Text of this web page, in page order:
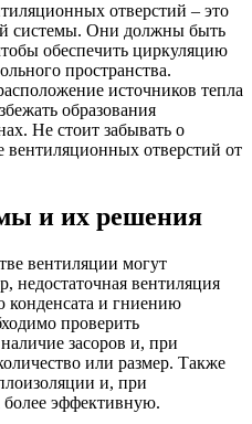
отверстий – это
системы. Они должны быть
обеспечить циркуляцию
пространства.
источников тепла
образования
Не стоит забывать о
вентиляционных отверстий от
и их решения
вентиляции могут
недостаточная вентиляция
конденсата и гниению
проверить
засоров и, при
или размер. Также
и, при
более эффективную.